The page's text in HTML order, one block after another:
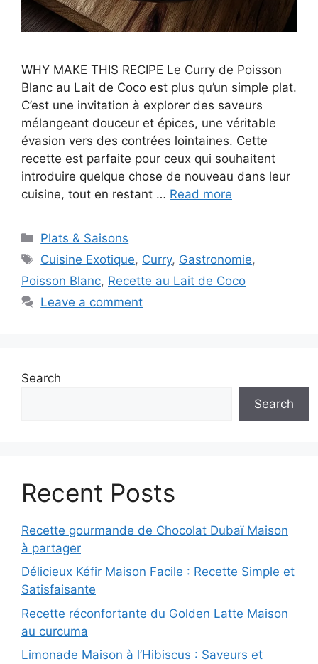
WHY MAKE THIS RECIPE Le Curry de Poisson
Blanc au Lait de Coco est plus qu’un simple plat.
C’est une invitation à explorer des saveurs
mélangeant douceur et épices, une véritable
évasion vers des contrées lointaines. Cette
recette est parfaite pour ceux qui souhaitent
introduire quelque chose de nouveau dans leur
cuisine, tout en restant … Read more
Categories
Plats & Saisons
Tags
Cuisine Exotique, Curry, Gastronomie,
Poisson Blanc, Recette au Lait de Coco
Leave a comment
Search
Search
Recent Posts
Recette gourmande de Chocolat Dubaï Maison
à partager
Délicieux Kéfir Maison Facile : Recette Simple et
Satisfaisante
Recette réconfortante du Golden Latte Maison
au curcuma
Limonade Maison à l’Hibiscus : Saveurs et